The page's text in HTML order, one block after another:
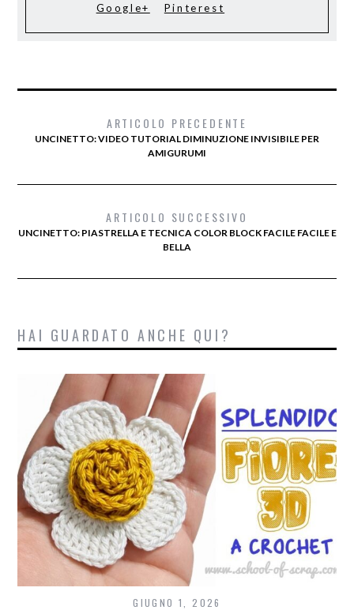
Google+
Pinterest
ARTICOLO PRECEDENTE
UNCINETTO: VIDEO TUTORIAL DIMINUZIONE INVISIBILE PER
AMIGURUMI
ARTICOLO SUCCESSIVO
UNCINETTO: PIASTRELLA E TECNICA COLOR BLOCK FACILE FACILE E
BELLA
HAI GUARDATO ANCHE QUI?
GIUGNO 1, 2026